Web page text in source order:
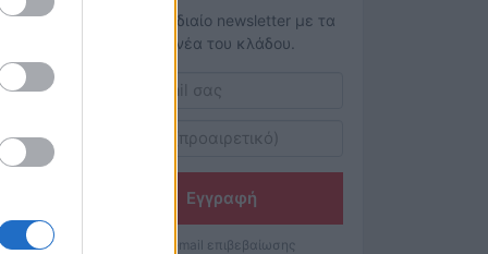
Το εβδομαδιαίο newsletter με τα
κορυφαία νέα του κλάδου.
Εγγραφή
Θα λάβετε email επιβεβαίωσης